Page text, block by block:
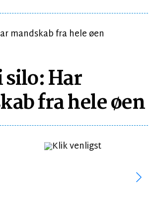
silo: Har
fra hele øen